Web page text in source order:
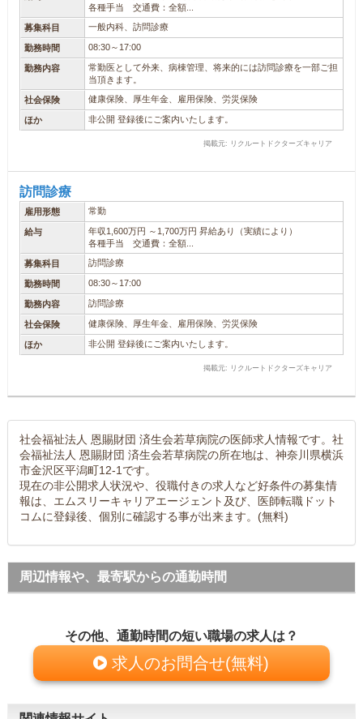
各種手当 交通費：全額...
募集科目 一般内科、訪問診療
勤務時間 08:30～17:00
勤務内容
常勤医として外来、病棟管理、将来的には訪問診療を一部ご担
当頂きます。
社会保険 健康保険、厚生年金、雇用保険、労災保険
ほか 非公開 登録後にご案内いたします。
掲載元: リクルートドクターズキャリア
訪問診療
雇用形態 常勤
給与
年収1,600万円 ～1,700万円 昇給あり（実績により）
各種手当 交通費：全額...
募集科目 訪問診療
勤務時間 08:30～17:00
勤務内容 訪問診療
社会保険 健康保険、厚生年金、雇用保険、労災保険
ほか 非公開 登録後にご案内いたします。
掲載元: リクルートドクターズキャリア
社会福祉法人 恩賜財団 済生会若草病院の医師求人情報です。社
会福祉法人 恩賜財団 済生会若草病院の所在地は、神奈川県横浜
市金沢区平潟町12-1です。
現在の非公開求人状況や、役職付きの求人など好条件の募集情
報は、エムスリーキャリアエージェント及び、医師転職ドット
コムに登録後、個別に確認する事が出来ます。(無料)
周辺情報や、最寄駅からの通勤時間
その他、通勤時間の短い職場の求人は？
求人のお問合せ(無料)